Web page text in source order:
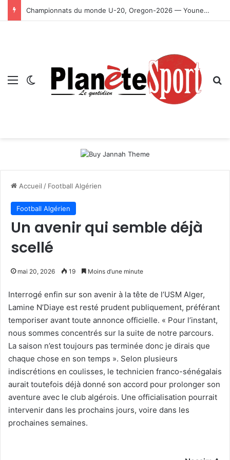
Championnats du monde U-20, Oregon-2026 — Younes Ayachi décroche la médaille d’or
Menu Switch skin
Accueil / Football Algérien
Football Algérien
Un avenir qui semble déjà
scellé
mai 20, 2026 19 Moins d’une minute
Interrogé enfin sur son avenir à la tête de l’USM Alger,
Lamine N’Diaye est resté prudent publiquement, préférant
temporiser avant toute annonce officielle. « Pour l’instant,
nous sommes concentrés sur la suite de notre parcours.
La saison n’est toujours pas terminée donc je dirais que
chaque chose en son temps ». Selon plusieurs
indiscrétions en coulisses, le technicien franco-sénégalais
aurait toutefois déjà donné son accord pour prolonger son
aventure avec le club algérois. Une officialisation pourrait
intervenir dans les prochains jours, voire dans les
prochaines semaines.